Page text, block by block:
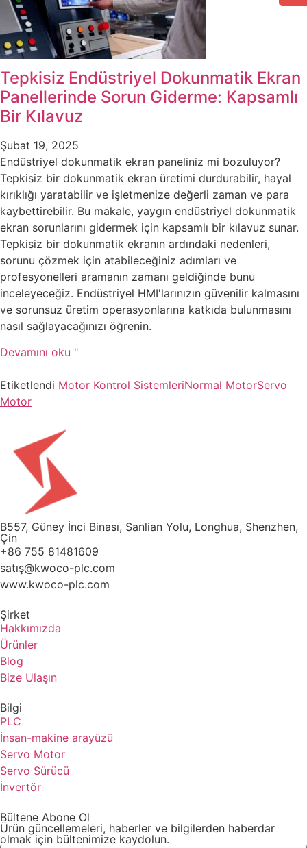
Tepkisiz Endüstriyel Dokunmatik Ekran
Panellerinde Sorun Giderme: Kapsamlı
Bir Kılavuz
Şubat 19, 2025
Endüstriyel dokunmatik ekran paneliniz mi bozuluyor?
Tepkisiz bir dokunmatik ekran üretimi durdurabilir, hayal
kırıklığı yaratabilir ve işletmenize değerli zaman ve para
kaybettirebilir. Bu makale, yaygın endüstriyel dokunmatik
ekran sorunlarını gidermek için kapsamlı bir kılavuz sunar.
Tepkisiz bir dokunmatik ekranın ardındaki nedenleri,
sorunu çözmek için atabileceğiniz adımları ve
profesyonelleri aramanın zamanı geldiğinde bunu
inceleyeceğiz. Endüstriyel HMI'larınızın güvenilir kalmasını
ve sorunsuz üretim operasyonlarına katkıda bulunmasını
nasıl sağlayacağınızı öğrenin.
Devamını oku "
Etiketlendi Motor Kontrol SistemleriNormal MotorServo
Motor
B557, Güney İnci Binası, Sanlian Yolu, Longhua, Shenzhen,
Çin
+86 755 81481609
satış@kwoco-plc.com
www.kwoco-plc.com
Şirket
Hakkımızda
Ürünler
Blog
Bize Ulaşın
Bilgi
PLC
İnsan-makine arayüzü
Servo Motor
Servo Sürücü
İnvertör
Bültene Abone Ol
Ürün güncellemeleri, haberler ve bilgilerden haberdar
olmak için bültenimize kaydolun.